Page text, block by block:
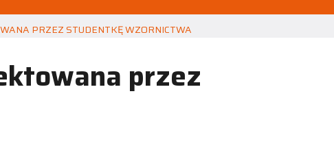
PRZEZ STUDENTKĘ WZORNICTWA
przez